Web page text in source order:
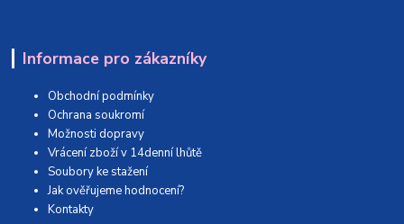
Informace pro zákazníky
Obchodní podmínky
Ochrana soukromí
Možnosti dopravy
Vrácení zboží v 14denní lhůtě
Soubory ke stažení
Jak ověřujeme hodnocení?
Kontakty